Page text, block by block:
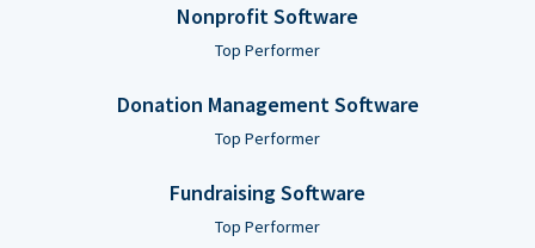
Nonprofit Software
Top Performer
Donation Management Software
Top Performer
Fundraising Software
Top Performer